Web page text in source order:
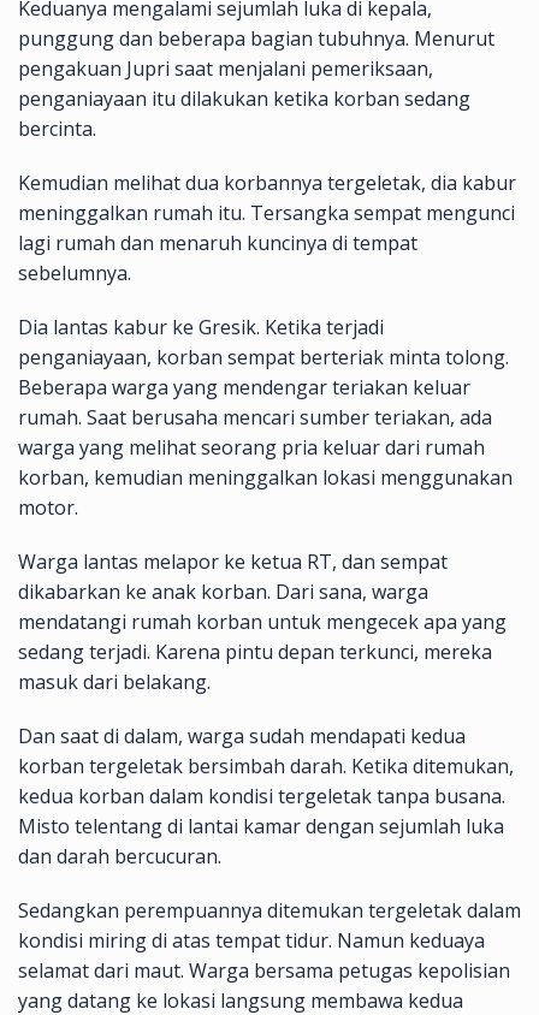
Keduanya mengalami sejumlah luka di kepala,
punggung dan beberapa bagian tubuhnya. Menurut
pengakuan Jupri saat menjalani pemeriksaan,
penganiayaan itu dilakukan ketika korban sedang
bercinta.
Kemudian melihat dua korbannya tergeletak, dia kabur
meninggalkan rumah itu. Tersangka sempat mengunci
lagi rumah dan menaruh kuncinya di tempat
sebelumnya.
Dia lantas kabur ke Gresik. Ketika terjadi
penganiayaan, korban sempat berteriak minta tolong.
Beberapa warga yang mendengar teriakan keluar
rumah. Saat berusaha mencari sumber teriakan, ada
warga yang melihat seorang pria keluar dari rumah
korban, kemudian meninggalkan lokasi menggunakan
motor.
Warga lantas melapor ke ketua RT, dan sempat
dikabarkan ke anak korban. Dari sana, warga
mendatangi rumah korban untuk mengecek apa yang
sedang terjadi. Karena pintu depan terkunci, mereka
masuk dari belakang.
Dan saat di dalam, warga sudah mendapati kedua
korban tergeletak bersimbah darah. Ketika ditemukan,
kedua korban dalam kondisi tergeletak tanpa busana.
Misto telentang di lantai kamar dengan sejumlah luka
dan darah bercucuran.
Sedangkan perempuannya ditemukan tergeletak dalam
kondisi miring di atas tempat tidur. Namun keduaya
selamat dari maut. Warga bersama petugas kepolisian
yang datang ke lokasi langsung membawa kedua